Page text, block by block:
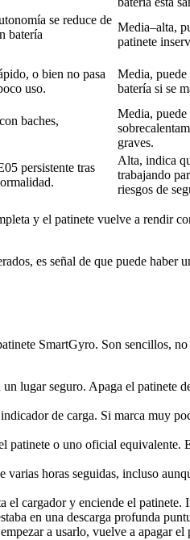
se reduce de
batería
Media–alta,
patinete
o bien no pasa
uso.
Media, puede
batería si se
baches,
Media,
graves.
persistente tras
Alta, indica
trabajando
riesgos de
y el patinete vuelve a rendir
es señal de que puede
SmartGyro. Son sencillos,
lugar seguro. Apaga el patinete
de carga. Si marca muy
patinete o uno oficial equivalente.
varias horas seguidas, incluso
el cargador y enciende el
en una descarga profunda
a usarlo, vuelve a apagar